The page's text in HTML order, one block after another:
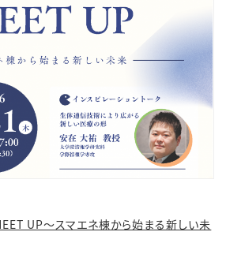
UP～スマエネ棟から始まる新しい未